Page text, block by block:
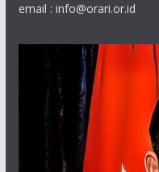
email : info@orari.or.id